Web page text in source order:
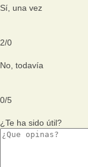
Sí, una vez
2/0
No, todavía
0/5
¿Te ha sido útil?